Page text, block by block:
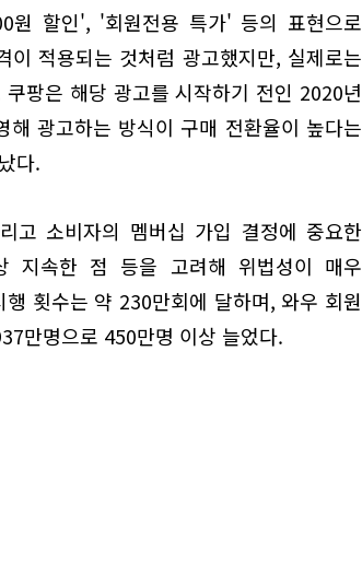
원 할인', '회원전용 특가' 등의 표현으로
적용되는 것처럼 광고했지만, 실제로는
팡은 해당 광고를 시작하기 전인 2020년
광고하는 방식이 구매 전환율이 높다는
다.
고 소비자의 멤버십 가입 결정에 중요한
지속한 점 등을 고려해 위법성이 매우
횟수는 약 230만회에 달하며, 와우 회원
만명으로 450만명 이상 늘었다.